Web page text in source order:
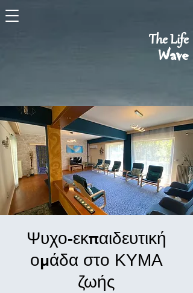
The Life
Wave
Ψυχο-εκπαιδευτική
ομάδα στο ΚΥΜΑ
ζωής